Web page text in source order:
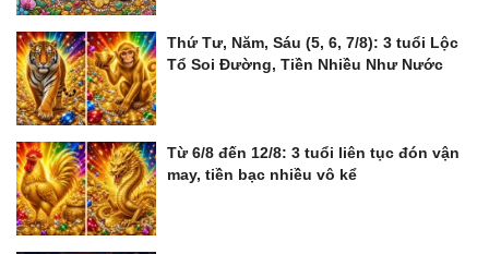
Thứ Tư, Năm, Sáu (5, 6, 7/8): 3 tuổi Lộc
Tổ Soi Đường, Tiền Nhiều Như Nước
Từ 6/8 đến 12/8: 3 tuổi liên tục đón vận
may, tiền bạc nhiều vô kể